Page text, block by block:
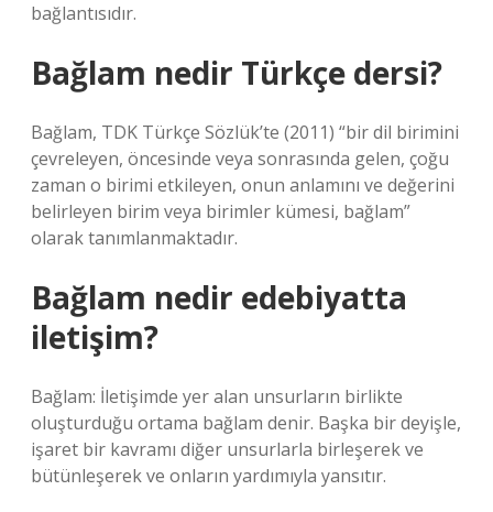
bağlantısıdır.
Bağlam nedir Türkçe dersi?
Bağlam, TDK Türkçe Sözlük’te (2011) “bir dil birimini
çevreleyen, öncesinde veya sonrasında gelen, çoğu
zaman o birimi etkileyen, onun anlamını ve değerini
belirleyen birim veya birimler kümesi, bağlam”
olarak tanımlanmaktadır.
Bağlam nedir edebiyatta
iletişim?
Bağlam: İletişimde yer alan unsurların birlikte
oluşturduğu ortama bağlam denir. Başka bir deyişle,
işaret bir kavramı diğer unsurlarla birleşerek ve
bütünleşerek ve onların yardımıyla yansıtır.